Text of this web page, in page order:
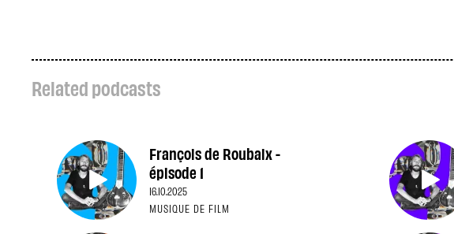
Related podcasts
François de Roubaix -
épisode 1
16.10.2025
MUSIQUE DE FILM